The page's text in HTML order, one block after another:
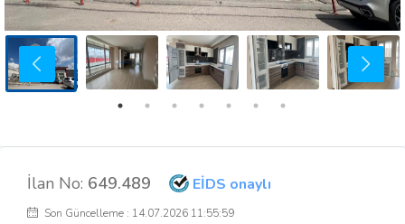
İlan No: 649.489 EİDS onaylı
Son Güncelleme : 14.07.2026 11:55:59